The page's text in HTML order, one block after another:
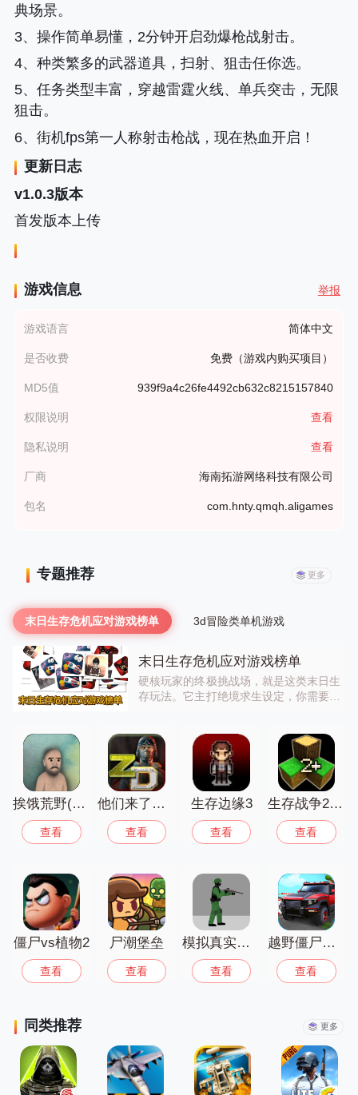
典场景。
3、操作简单易懂，2分钟开启劲爆枪战射击。
4、种类繁多的武器道具，扫射、狙击任你选。
5、任务类型丰富，穿越雷霆火线、单兵突击，无限
狙击。
6、街机fps第一人称射击枪战，现在热血开启！
更新日志
v1.0.3版本
首发版本上传
游戏信息 举报
游戏语言 简体中文
是否收费 免费（游戏内购买项目）
MD5值 939f9a4c26fe4492cb632c8215157840
权限说明 查看
隐私说明 查看
厂商 海南拓游网络科技有限公司
包名 com.hnty.qmqh.aligames
专题推荐 更多
末日生存危机应对游戏榜单 3d冒险类单机游戏
末日生存危机应对游戏榜单
硬核玩家的终极挑战场，就是这类末日生
存玩法。它主打绝境求生设定，你需要在
关乎生死，既有争分夺秒收集物资的紧张
感，又有规划布局活下去的策略性，成功
撑过难关的成就感直接拉满，喜欢挑战极
限的朋友千万别错过！
挨饿荒野(联机版)
查看
他们来了僵尸防御无限金币版
查看
生存边缘3
查看
生存战争2中文版下载安装
查看
僵尸vs植物2
查看
尸潮堡垒
查看
模拟真实射击
查看
越野僵尸飞车
查看
同类推荐 更多